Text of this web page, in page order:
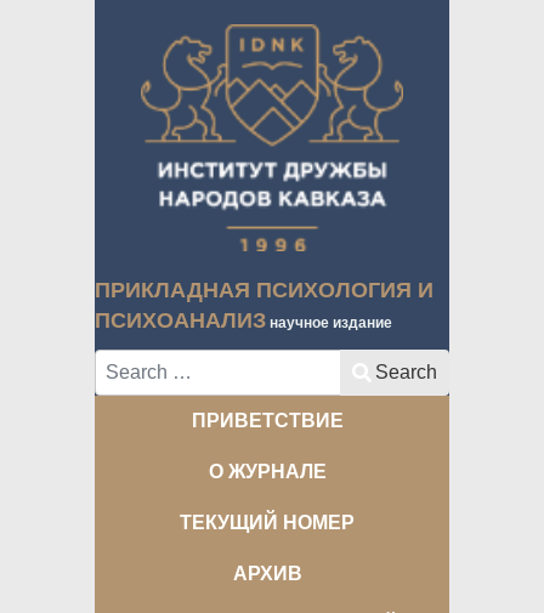
ПРИКЛАДНАЯ ПСИХОЛОГИЯ И
ПСИХОАНАЛИЗ научное издание
Search Search
ПРИВЕТСТВИЕ
О ЖУРНАЛЕ
ТЕКУЩИЙ НОМЕР
АРХИВ